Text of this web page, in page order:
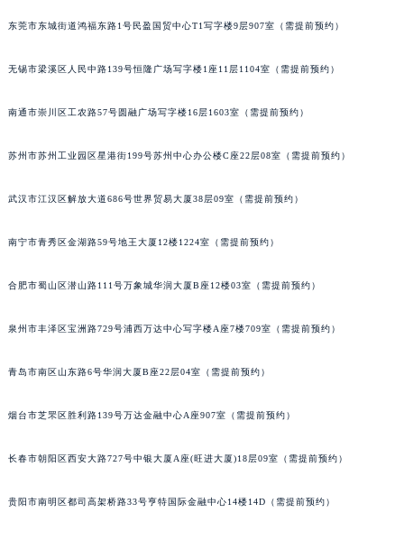
东莞市东城街道鸿福东路1号民盈国贸中心T1写字楼9层907室（需提前预约）
无锡市梁溪区人民中路139号恒隆广场写字楼1座11层1104室（需提前预约）
南通市崇川区工农路57号圆融广场写字楼16层1603室（需提前预约）
苏州市苏州工业园区星港街199号苏州中心办公楼C座22层08室（需提前预约）
武汉市江汉区解放大道686号世界贸易大厦38层09室（需提前预约）
南宁市青秀区金湖路59号地王大厦12楼1224室（需提前预约）
合肥市蜀山区潜山路111号万象城华润大厦B座12楼03室（需提前预约）
泉州市丰泽区宝洲路729号浦西万达中心写字楼A座7楼709室（需提前预约）
青岛市南区山东路6号华润大厦B座22层04室（需提前预约）
烟台市芝罘区胜利路139号万达金融中心A座907室（需提前预约）
长春市朝阳区西安大路727号中银大厦A座(旺进大厦)18层09室（需提前预约）
贵阳市南明区都司高架桥路33号亨特国际金融中心14楼14D（需提前预约）